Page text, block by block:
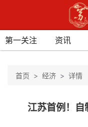
第一关注 资讯
首页 经济 详情
江苏首例！自